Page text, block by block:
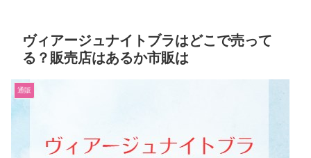
ヴィアージュナイトブラはどこで売って
る？販売店はあるか市販は
通販